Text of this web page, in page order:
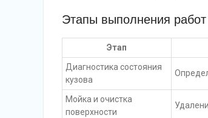
Этапы выполнения работ
Этап
Диагностика состояния
кузова
Мойка и очистка
поверхности